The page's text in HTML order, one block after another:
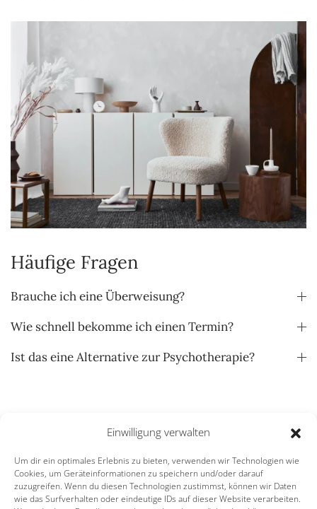
Einwilligung verwalten
Um dir ein optimales Erlebnis zu bieten, verwenden wir Technologien wie
Cookies, um Geräteinformationen zu speichern und/oder darauf
zuzugreifen. Wenn du diesen Technologien zustimmst, können wir Daten
wie das Surfverhalten oder eindeutige IDs auf dieser Website verarbeiten.
Häufige Fragen
Brauche ich eine Überweisung?
Wie schnell bekomme ich einen Termin?
Ist das eine Alternative zur Psychotherapie?
Über mich
Systemische Paartherapie